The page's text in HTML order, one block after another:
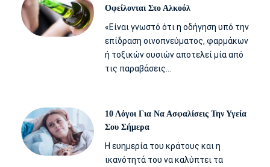
Οφείλονται Στο Αλκοόλ
«Είναι γνωστό ότι η οδήγηση υπό την
επίδραση οινοπνεύματος, φαρμάκων
ή τοξικών ουσιών αποτελεί μία από
τις παραβάσεις…
10 Λόγοι Για Να Ασφαλίσεις Την Υγεία
Σου Σήμερα
Η ευημερία του κράτους και η
ικανότητά του να καλύπτει τα